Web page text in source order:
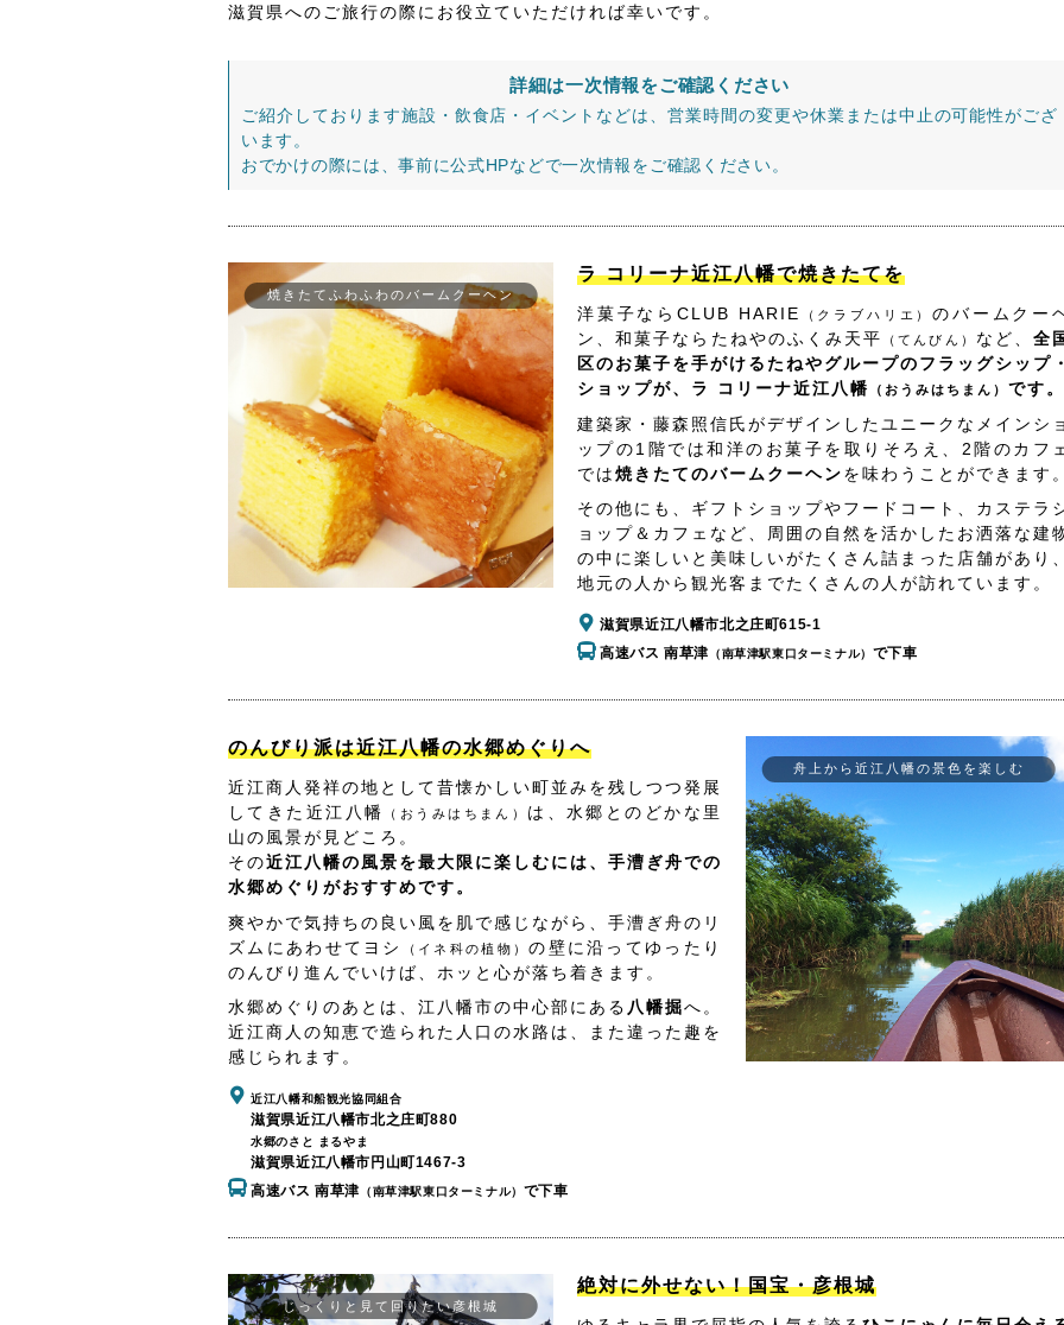
滋賀県へのご旅行の際にお役立ていただければ幸いです。
詳細は一次情報をご確認ください
ご紹介しております施設・飲食店・イベントなどは、営業時間の変更や休業または中止の可能性がござ
います。
おでかけの際には、事前に公式HPなどで一次情報をご確認ください。
焼きたてふわふわのバームクーヘン
ラ コリーナ近江八幡で焼きたてを
洋菓子ならCLUB HARIE （クラブハリエ）のバームクー
ン、和菓子ならたねやのふくみ天平
（てんびん） など、 全
区のお菓子を手がけるたねやグループのフラッグシップ
ショップが、ラ コリーナ近江八幡
（おうみはちまん） です。
建築家・藤森照信氏がデザインしたユニークなメインシ
ップの1階では和洋のお菓子を取りそろえ、2階のカフ
では焼きたてのバームクーヘンを味わうことができます
その他にも、ギフトショップやフードコート、カステラ
ョップ＆カフェなど、周囲の自然を活かしたお洒落な建
の中に楽しいと美味しいがたくさん詰まった店舗があり
地元の人から観光客までたくさんの人が訪れています。
滋賀県近江八幡市北之庄町615-1
高速バス 南草津 （南草津駅東口ターミナル） で下車
のんびり派は近江八幡の水郷めぐりへ
近江商人発祥の地として昔懐かしい町並みを残しつつ発展
してきた近江八幡
（おうみはちまん） は、水郷とのどかな里
山の風景が見どころ。
その近江八幡の風景を最大限に楽しむには、手漕ぎ舟での
水郷めぐりがおすすめです。
爽やかで気持ちの良い風を肌で感じながら、手漕ぎ舟のリ
ズムにあわせてヨシ
（イネ科の植物）の壁に沿ってゆったり
のんびり進んでいけば、ホッと心が落ち着きます。
水郷めぐりのあとは、江八幡市の中心部にある 八幡掘へ。
近江商人の知恵で造られた人口の水路は、また違った趣を
感じられます。
近江八幡和船観光協同組合
滋賀県近江八幡市北之庄町880
水郷のさと まるやま
滋賀県近江八幡市円山町1467-3
高速バス 南草津 （南草津駅東口ターミナル） で下車
舟上から近江八幡の景色を楽しむ
じっくりと見て回りたい彦根城
絶対に外せない！国宝・彦根城